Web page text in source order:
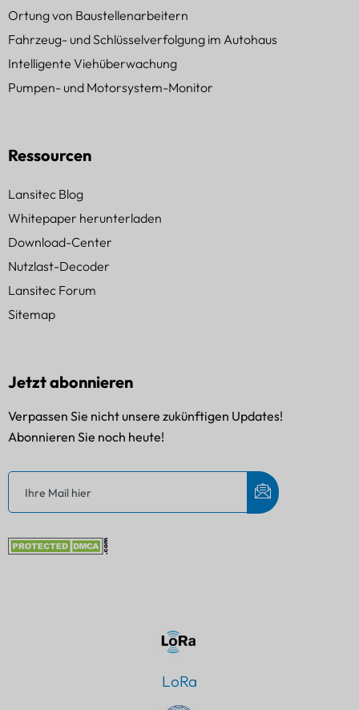
Ortung von Baustellenarbeitern
Fahrzeug- und Schlüsselverfolgung im Autohaus
Intelligente Viehüberwachung
Pumpen- und Motorsystem-Monitor
Ressourcen
Lansitec Blog
Whitepaper herunterladen
Download-Center
Nutzlast-Decoder
Lansitec Forum
Sitemap
Jetzt abonnieren
Verpassen Sie nicht unsere zukünftigen Updates!
Abonnieren Sie noch heute!
LoRa